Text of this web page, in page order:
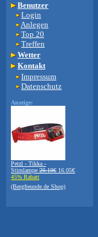
Benutzer
Login
Anlegen
Top 20
Treffen
Wetter
Kontakt
Impressum
Datenschutz
Anzeige:
Petzl - Tikka -
Stirnlampe 29.19€ 16.05€
45% Rabatt
(Bergfreunde.de Shop)